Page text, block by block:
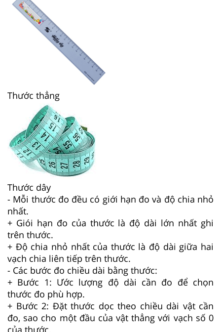
Thước thẳng
Thước dây
- Mỗi thước đo đều có giới hạn đo và độ chia nhỏ
nhất.
+ Giói hạn đo của thước là độ dài lớn nhất ghi
trên thước.
+ Độ chia nhỏ nhất của thước là độ dài giữa hai
vạch chia liên tiếp trên thước.
- Các bước đo chiều dài bằng thước:
+ Bước 1: Ước lượng độ dài cần đo để chọn
thước đo phù hợp.
+ Bước 2: Đặt thước dọc theo chiều dài vật cần
đo, sao cho một đầu của vật thẳng với vạch số 0
của thước.